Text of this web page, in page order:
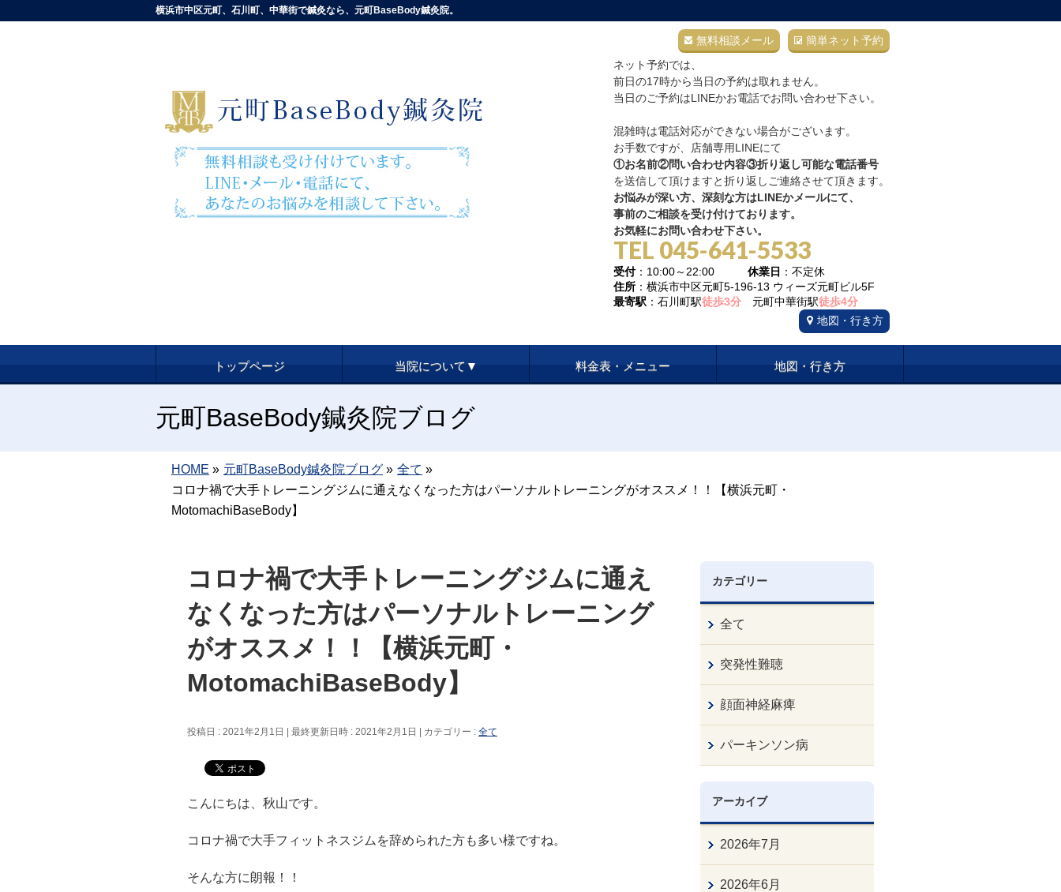
横浜市中区元町、石川町、中華街で鍼灸なら、元町BaseBody鍼灸院。
簡単ネット予約
無料相談メール
ネット予約では、
前日の17時から当日の予約は取れません。
当日のご予約はLINEかお電話でお問い合わせ下さい。
混雑時は電話対応ができない場合がございます。
お手数ですが、店舗専用LINEにて
①お名前②問い合わせ内容③折り返し可能な電話番号
を送信して頂けますと折り返しご連絡させて頂きます。
お悩みが深い方、深刻な方はLINEかメールにて、
事前のご相談を受け付けております。
お気軽にお問い合わせ下さい。
TEL 045-641-5533
受付：10:00～22:00 休業日 ：不定休
住所 ：横浜市中区元町5-196-13 ウィーズ元町ビル5F
最寄駅 ：石川町駅徒歩3分 元町中華街駅徒歩4分
地図・行き方
トップページ 当院について▼ 料金表・メニュー 地図・行き方
元町BaseBody鍼灸院ブログ
HOME » 元町BaseBody鍼灸院ブログ » 全て »
コロナ禍で大手トレーニングジムに通えなくなった方はパーソナルトレーニングがオススメ！！【横浜元町・
MotomachiBaseBody】
コロナ禍で大手トレーニングジムに通え
なくなった方はパーソナルトレーニング
がオススメ！！【横浜元町・
MotomachiBaseBody】
投稿日 : 2021年2月1日 最終更新日時 : 2021年2月1日 カテゴリー : 全て
こんにちは、秋山です。
コロナ禍で大手フィットネスジムを辞められた方も多い様ですね。
そんな方に朗報！！
カテゴリー
全て
突発性難聴
顔面神経麻痺
パーキンソン病
アーカイブ
2026年7月
2026年6月